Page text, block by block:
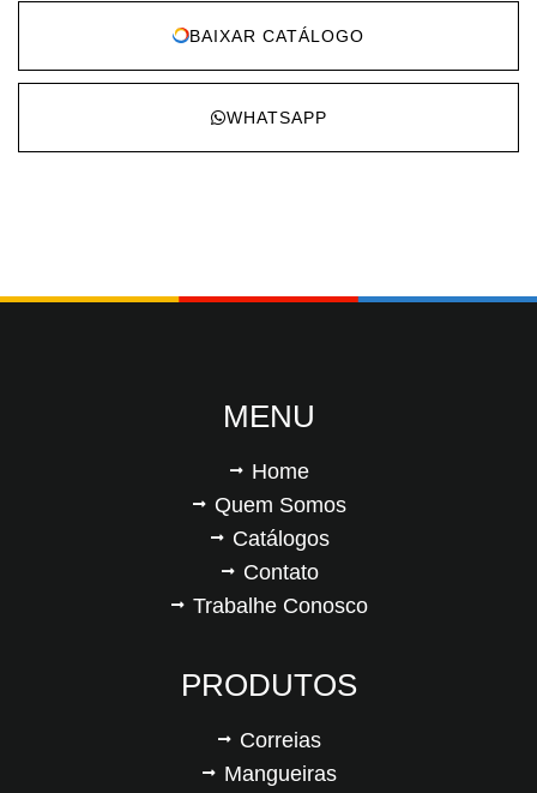
BAIXAR CATÁLOGO
WHATSAPP
MENU
Home
Quem Somos
Catálogos
Contato
Trabalhe Conosco
PRODUTOS
Correias
Mangueiras